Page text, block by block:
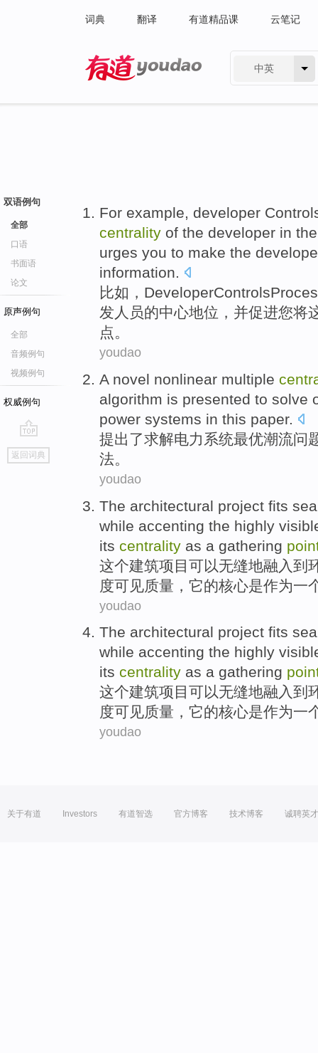
词典 翻译 有道精品课 云笔记
中英
双语例句
全部
口语
书面语
论文
原声例句
全部
音频例句
视频例句
权威例句
go
top
返回词典
For example, developer
centrality of the developer in
urges you to make the
information.
比如 ， DeveloperControls
发 人员的中心地位， 并促进您将
点。
youdao
A novel nonlinear multiple
algorithm is presented to solve
power systems in this paper.
提出了求解电力 系统最优潮流问
法。
youdao
The architectural project fits
while accenting the highly
its centrality as a gathering
这个建筑项目可以无缝地融入 到
度可见质量 ， 它的核心是作为一
youdao
The architectural project fits
while accenting the highly
its centrality as a gathering
这个建筑项目可以无缝地融入到
度可见质量 ， 它的核心是作为一
youdao
关于有道 Investors 有道智选 官方博客 技术博客 诚聘英才